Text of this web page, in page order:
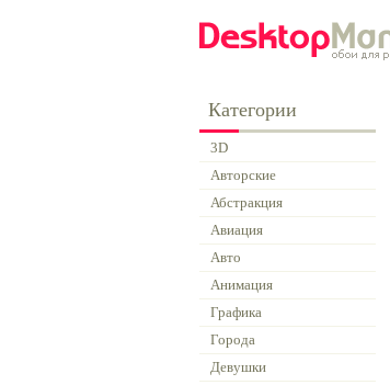
Категории
3D
Авторские
Абстракция
Авиация
Авто
Анимация
Графика
Города
Девушки